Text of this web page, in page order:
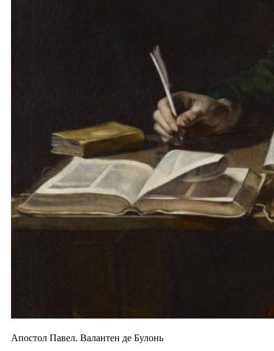
Апостол Павел. Валантен де Булонь